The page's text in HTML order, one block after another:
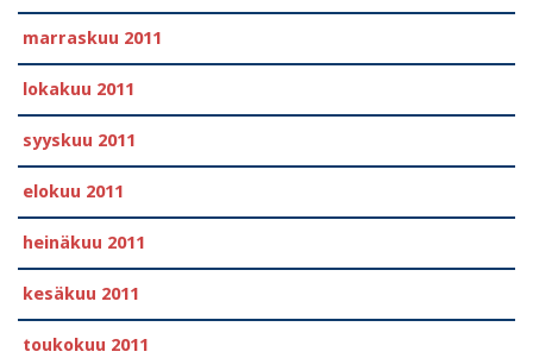
marraskuu 2011
lokakuu 2011
syyskuu 2011
elokuu 2011
heinäkuu 2011
kesäkuu 2011
toukokuu 2011